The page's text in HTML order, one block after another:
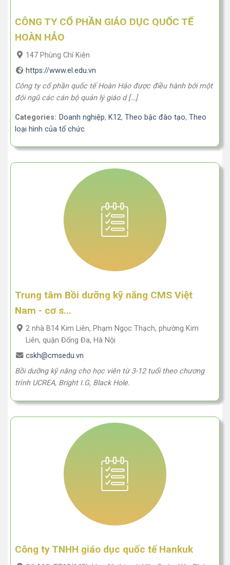
CÔNG TY CỔ PHẦN GIÁO DỤC QUỐC TẾ
HOÀN HẢO
147 Phùng Chí Kiên
https://www.el.edu.vn
Công ty cổ phần quốc tế Hoàn Hảo được điều hành bởi một
đội ngũ các cán bộ quản lý giáo d […]
Categories: Doanh nghiệp, K12, Theo bậc đào tạo, Theo
loại hình của tổ chức
Trung tâm Bồi dưỡng kỹ năng CMS Việt
Nam - cơ s...
2 nhà B14 Kim Liên, Phạm Ngọc Thạch, phường Kim
Liên, quận Đống Đa, Hà Nội
cskh@cmsedu.vn
Bồi dưỡng kỹ năng cho học viên từ 3-12 tuổi theo chương
trình UCREA, Bright I.G, Black Hole.
Công ty TNHH giáo dục quốc tế Hankuk